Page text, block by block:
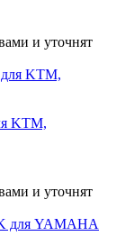
и уточнят
KTM,
и уточнят